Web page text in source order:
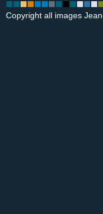
Copyright all images